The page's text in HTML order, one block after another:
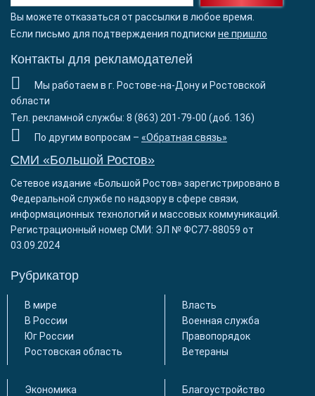
Вы можете отказаться от рассылки в любое время.
Если письмо для подтверждения подписки не пришло
Контакты для рекламодателей
Мы работаем в г. Ростове-на-Дону и Ростовской
области
Тел. рекламной службы: 8 (863) 201-79-00 (доб. 136)
По другим вопросам – «Обратная связь»
СМИ «Большой Ростов»
Сетевое издание «Большой Ростов» зарегистрировано в
Федеральной службе по надзору в сфере связи,
информационных технологий и массовых коммуникаций.
Регистрационный номер СМИ: ЭЛ № ФС77-88059 от
03.09.2024
Рубрикатор
В мире
В России
Юг России
Ростовская область
Власть
Военная служба
Правопорядок
Ветераны
Экономика
Благоустройство